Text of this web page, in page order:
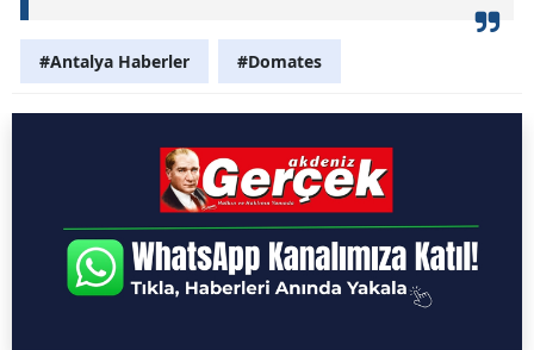
#Antalya Haberler #Domates